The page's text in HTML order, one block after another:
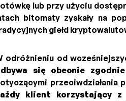
lub przy użyciu
bitomaty zyskały na
giełd
odróżnieniu od
się obecnie
przeciwdziałania
klient korzystający